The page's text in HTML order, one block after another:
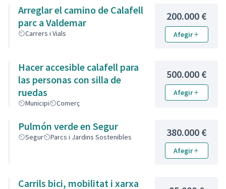
Arreglar el camino de Calafell
parc a Valdemar
Carrers i Vials
200.000 €
Afegir
Hacer accesible calafell para
las personas con silla de
ruedas
Municipi Comerç
500.000 €
Afegir
Pulmón verde en Segur
Segur Parcs i Jardins Sostenibles 380.000 €
Afegir
Carrils bici, mobilitat i xarxa